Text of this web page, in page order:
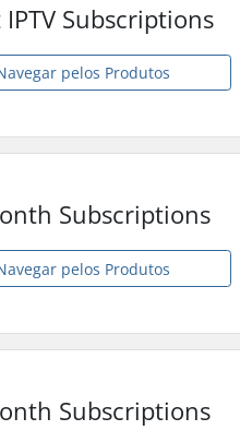
IPTV Subscriptions
pelos Produtos
Subscriptions
pelos Produtos
Subscriptions